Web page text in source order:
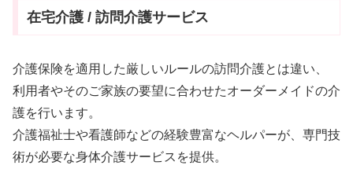
在宅介護 / 訪問介護サービス
介護保険を適用した厳しいルールの訪問介護とは違い、
利用者やそのご家族の要望に合わせたオーダーメイドの介
護を行います。
介護福祉士や看護師などの経験豊富なヘルパーが、専門技
術が必要な身体介護サービスを提供。